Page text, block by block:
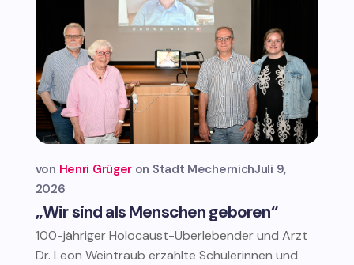
„Wir sind als Menschen geboren“
von Henri Grüger Stadt MechernichJuli 9,
2026
100-jähriger Holocaust-Überlebender und Arzt
Dr. Leon Weintraub erzählte Schülerinnen und